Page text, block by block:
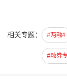
相关专题： #两融#
#融券